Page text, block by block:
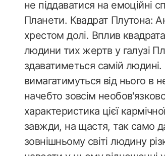
не піддаватися на емоційні
Планети. Квадрат Плутона:
хрестом долі. Вплив
людини тих жертв у галузі
здаватиметься самій
вимагатимуться від нього в
начебто зовсім
характеристика цієї
завжди, на щастя, так само
зовнішньому світі людину